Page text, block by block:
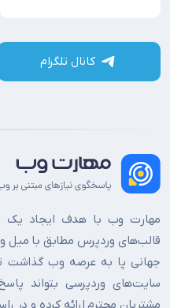
کانال تلگرام
مهارت وب با هدف ایجاد یک
قالب‌های وردپرس مطابق با میل و
جهانی پا به عرصه وب گذاشت
سایت‌های وردپرسی بتواند
مشتریان محترم ارائه کرده و در